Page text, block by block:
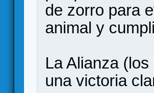
de zorro para
animal y
La Alianza
una victoria